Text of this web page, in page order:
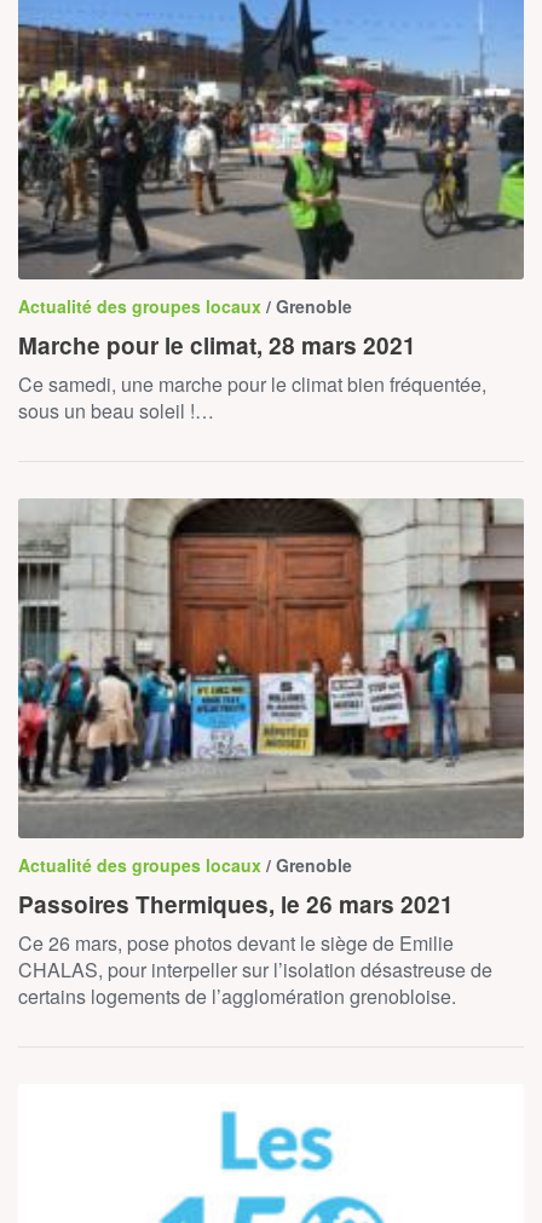
Actualité des groupes locaux / Grenoble
Marche pour le climat, 28 mars 2021
Ce samedi, une marche pour le climat bien fréquentée,
sous un beau soleil !…
Actualité des groupes locaux / Grenoble
Passoires Thermiques, le 26 mars 2021
Ce 26 mars, pose photos devant le siège de Emilie
CHALAS, pour interpeller sur l’isolation désastreuse de
certains logements de l’agglomération grenobloise.